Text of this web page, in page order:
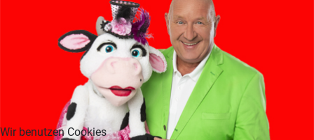
Wir benutzen Cookies